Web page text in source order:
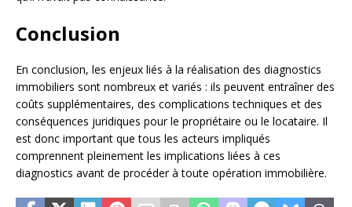
Conclusion
En conclusion, les enjeux liés à la réalisation des diagnostics
immobiliers sont nombreux et variés : ils peuvent entraîner des
coûts supplémentaires, des complications techniques et des
conséquences juridiques pour le propriétaire ou le locataire. Il
est donc important que tous les acteurs impliqués
comprennent pleinement les implications liées à ces
diagnostics avant de procéder à toute opération immobilière.